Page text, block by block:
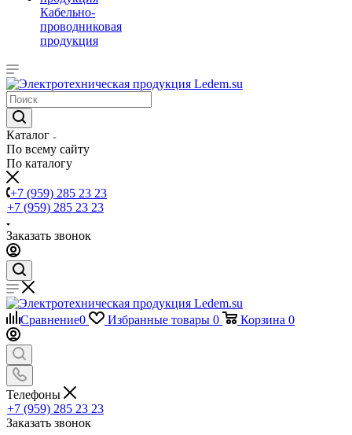
Кабельно-
проводниковая
продукция
Каталог
По всему сайту
По каталогу
+7 (959) 285 23 23
+7 (959) 285 23 23
Заказать звонок
Сравнение0 Избранные товары 0 Корзина 0
Телефоны
+7 (959) 285 23 23
Заказать звонок